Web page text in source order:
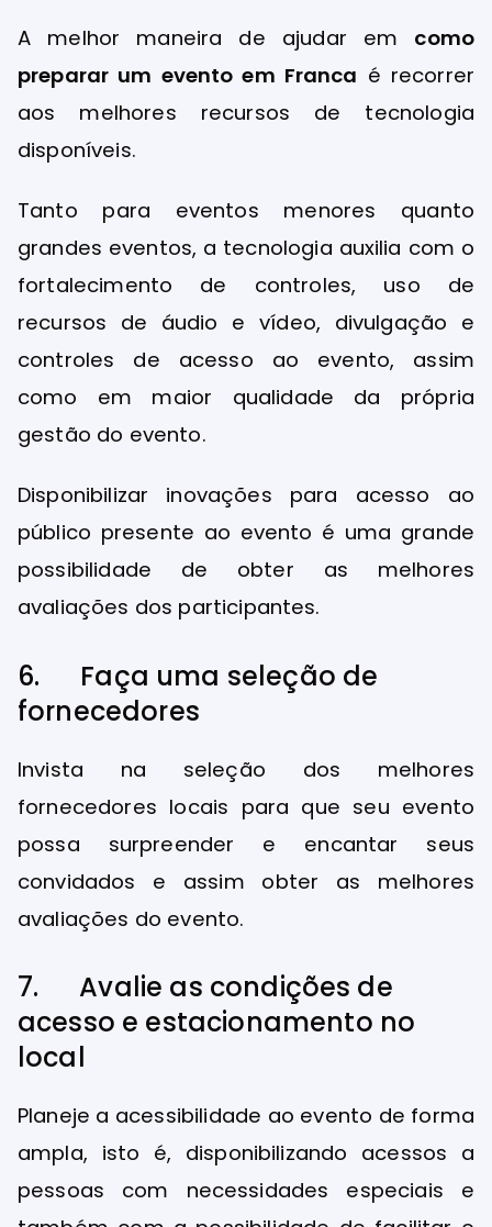
A melhor maneira de ajudar em como
preparar um evento em Franca é recorrer
aos melhores recursos de tecnologia
disponíveis.
Tanto para eventos menores quanto
grandes eventos, a tecnologia auxilia com o
fortalecimento de controles, uso de
recursos de áudio e vídeo, divulgação e
controles de acesso ao evento, assim
como em maior qualidade da própria
gestão do evento.
Disponibilizar inovações para acesso ao
público presente ao evento é uma grande
possibilidade de obter as melhores
avaliações dos participantes.
6. Faça uma seleção de
fornecedores
Invista na seleção dos melhores
fornecedores locais para que seu evento
possa surpreender e encantar seus
convidados e assim obter as melhores
avaliações do evento.
7. Avalie as condições de
acesso e estacionamento no
local
Planeje a acessibilidade ao evento de forma
ampla, isto é, disponibilizando acessos a
pessoas com necessidades especiais e